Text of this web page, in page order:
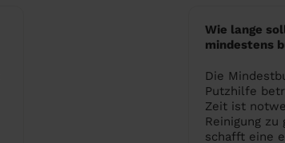
Wie lange
mindestens
Die
Putzhilfe
Zeit ist
Reinigung
schafft eine